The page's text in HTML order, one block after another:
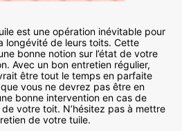
est une opération inévitable pour
longévité de leurs toits. Cette
bonne notion sur l’état de votre
Avec un bon entretien régulier,
être tout le temps en parfaite
vous ne devrez pas être en
bonne intervention en cas de
votre toit. N’hésitez pas à mettre
de votre tuile.